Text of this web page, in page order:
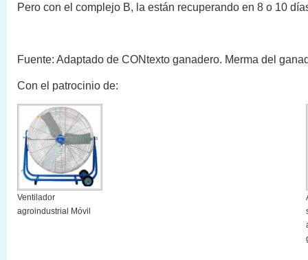
Pero con el complejo B, la están recuperando en 8 o 10
Fuente: Adaptado de CONtexto ganadero. Merma del
Con el patrocinio de:
Ventilador
agroindustrial Móvil